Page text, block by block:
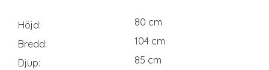
Höjd
80 cm
Bredd
104 cm
Djup
85 cm